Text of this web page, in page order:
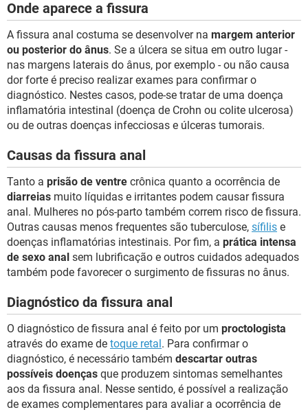
Onde aparece a fissura
A fissura anal costuma se desenvolver na margem anterior
ou posterior do ânus. Se a úlcera se situa em outro lugar -
nas margens laterais do ânus, por exemplo - ou não causa
dor forte é preciso realizar exames para confirmar o
diagnóstico. Nestes casos, pode-se tratar de uma doença
inflamatória intestinal (doença de Crohn ou colite ulcerosa)
ou de outras doenças infecciosas e úlceras tumorais.
Causas da fissura anal
Tanto a prisão de ventre crônica quanto a ocorrência de
diarreias muito líquidas e irritantes podem causar fissura
anal. Mulheres no pós-parto também correm risco de fissura.
Outras causas menos frequentes são tuberculose, sífilis e
doenças inflamatórias intestinais. Por fim, a prática intensa
de sexo anal sem lubrificação e outros cuidados adequados
também pode favorecer o surgimento de fissuras no ânus.
Diagnóstico da fissura anal
O diagnóstico de fissura anal é feito por um proctologista
através do exame de toque retal. Para confirmar o
diagnóstico, é necessário também descartar outras
possíveis doenças que produzem sintomas semelhantes
aos da fissura anal. Nesse sentido, é possível a realização
de exames complementares para avaliar a ocorrência de